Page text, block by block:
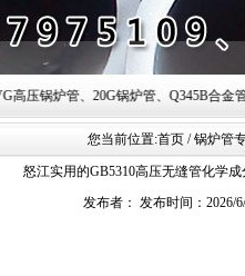
锅炉管、20G锅炉管、Q345B合金
您当前位置:首页 / 锅炉管
怒江实用的GB5310高压无缝管化学成
发布者： 发布时间：2026/